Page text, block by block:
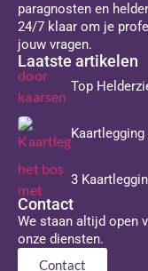
paragnosten en
24/7 klaar om je
jouw vragen.
Laatste artikelen
Top
3
Contact
We staan altijd open
onze diensten.
Contact